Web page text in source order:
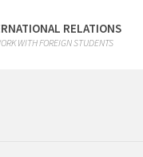
RELATIONS
WITH FOREIGN STUDENTS